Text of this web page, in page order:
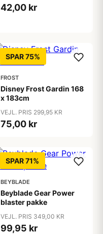
42,00 kr
SPAR 75%
FROST
Disney Frost Gardin 168
x 183cm
VEJL. PRIS 299,95 KR
75,00 kr
SPAR 71%
BEYBLADE
Beyblade Gear Power
blaster pakke
VEJL. PRIS 349,00 KR
99,95 kr